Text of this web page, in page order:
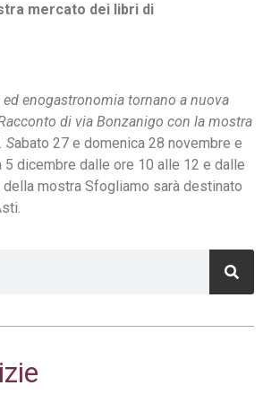
mercato dei libri di
enogastronomia tornano a nuova
di via Bonzanigo con la mostra
Sabato 27 e domenica 28 novembre e
5 dicembre dalle ore 10 alle 12 e dalle
mostra Sfogliamo sarà destinato